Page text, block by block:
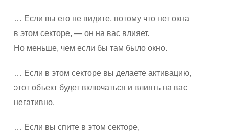
… Если вы его не видите, потому что нет окна
в этом секторе, — он на вас влияет.
Но меньше, чем если бы там было окно.
… Если в этом секторе вы делаете активацию,
этот объект будет включаться и влиять на вас
негативно.
… Если вы спите в этом секторе,